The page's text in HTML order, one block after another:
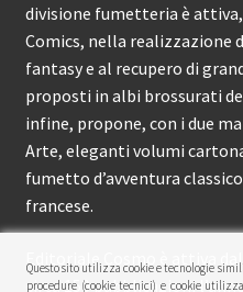
divisione fumetteria è
Comics, nella realizzazione
fantasy e al recupero di
proposti in albi brossurati
infine, propone, con i due
Arte, eleganti volumi
fumetto d’avventura
francese.
Editoriale Cosmo è attiva
circa 150 pubblicazioni
Questo sito utilizza cookie e tecnologie
procedure (cookie tecnici) e cookie